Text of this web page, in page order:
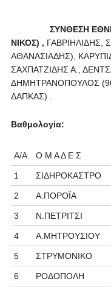
ΣΥΝΘΕΣΗ
ΝΙΚΟΣ) , ΓΑΒΡΙΗΛΙΔΗΣ,
ΑΘΑΝΑΣΙΑΔΗΣ),
ΣΑΧΠΑΤΖΙΔΗΣ Α.,
ΔΗΜΗΤΡΑΝΟΠΟΥΛΟΣ (90′
ΔΑΠΚΑΣ) .
Βαθμολογία:
Α/Α Ο Μ Α Δ Ε Σ
1 ΣΙΔΗΡΟΚΑΣΤΡΟ
2 Α.ΠΟΡΟΪΑ
3 Ν.ΠΕΤΡΙΤΣΙ
4 Α.ΜΗΤΡΟΥΣΙΟΥ
5 ΣΤΡΥΜΟΝΙΚΟ
6 ΡΟΔΟΠΟΛΗ